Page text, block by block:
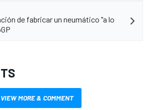
de fabricar un neumático "a lo
VIEW MORE & COMMENT